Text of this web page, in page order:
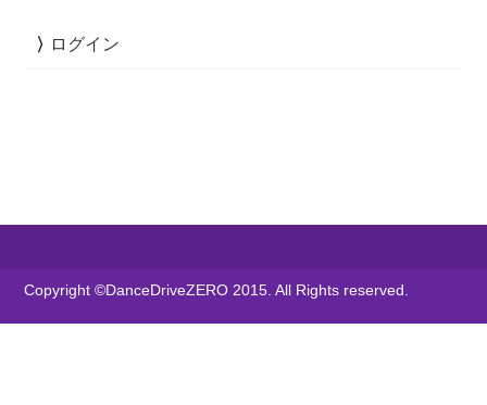
ログイン
Copyright ©DanceDriveZERO 2015. All Rights reserved.